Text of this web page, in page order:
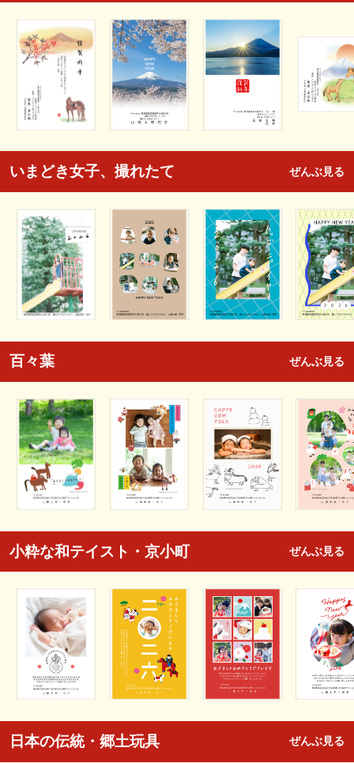
いまどき女子、撮れたて ぜんぶ見る
百々葉 ぜんぶ見る
小粋な和テイスト・京小町 ぜんぶ見る
日本の伝統・郷土玩具 ぜんぶ見る